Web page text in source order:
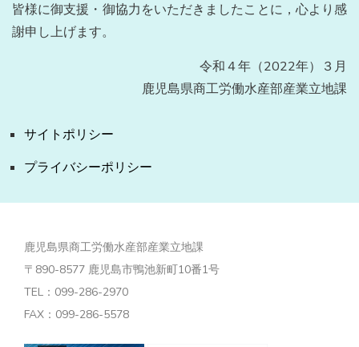
皆様に御支援・御協力をいただきましたことに，心より感
謝申し上げます。
令和４年（2022年）３月
鹿児島県商工労働水産部産業立地課
サイトポリシー
プライバシーポリシー
鹿児島県商工労働水産部産業立地課
〒890-8577 鹿児島市鴨池新町10番1号
TEL：099-286-2970
FAX：099-286-5578